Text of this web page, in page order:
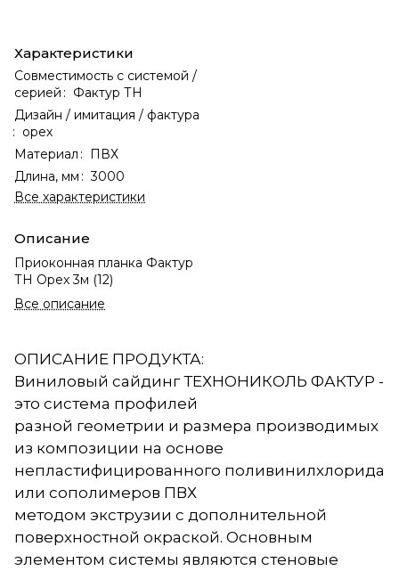
Характеристики
Совместимость с системой /
серией : Фактур ТН
Дизайн / имитация / фактура
: орех
Материал : ПВХ
Длина, мм : 3000
Все характеристики
Описание
Приоконная планка Фактур
ТН Орех 3м (12)
Все описание
ОПИСАНИЕ ПРОДУКТА:
Виниловый сайдинг ТЕХНОНИКОЛЬ ФАКТУР -
это система профилей
разной геометрии и размера производимых
из композиции на основе
непластифицированного поливинилхлорида
или сополимеров ПВХ
методом экструзии с дополнительной
поверхностной окраской. Основным
элементом системы являются стеновые